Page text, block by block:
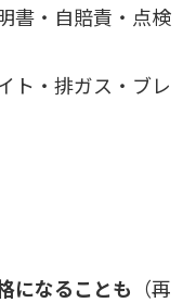
書・自賠責・点検
ト・排ガス・ブレ
になることも （再